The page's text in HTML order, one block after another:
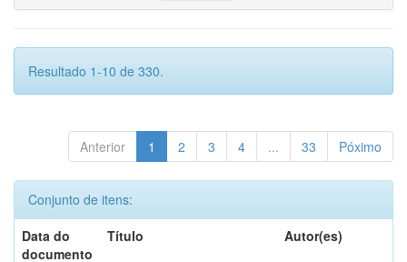
Resultado 1-10 de 330.
Anterior 1 2 3 4 ... 33 Póximo
Conjunto de itens:
Data do
documento
Título Autor(es)